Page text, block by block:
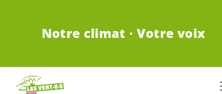
Notre climat · Votre voix